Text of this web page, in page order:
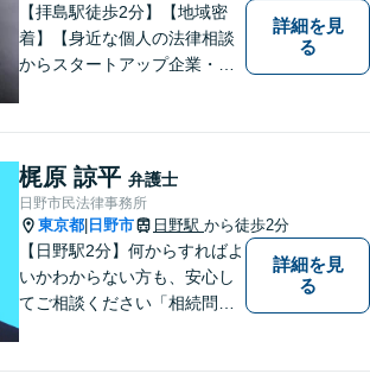
【拝島駅徒歩2分】【地域密
着】【身近な個人の法律相談
からスタートアップ企業・中
イスをご提供します。
詳細を見
る
梶原 諒平 弁護士
日野市民法律事務所
東京都 日野市 日野駅 から徒歩2分
【日野駅2分】何からすればよ
いかわからない方も、安心し
てご相談ください「相続問
詳細を見
る